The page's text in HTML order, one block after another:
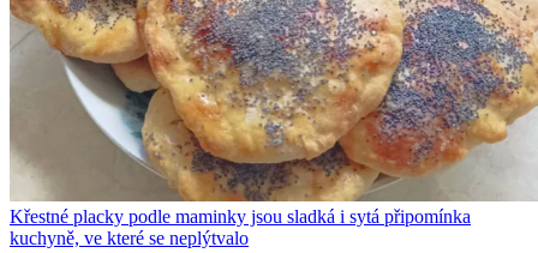
Křestné placky podle maminky jsou sladká i sytá připomínka
kuchyně, ve které se neplýtvalo